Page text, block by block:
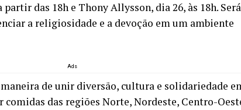
das 18h e Thony Allysson, dia 26, às 18h.
a religiosidade e a devoção em um ambiente
Ads
maneira de unir diversão, cultura e solidariedade
das regiões Norte, Nordeste, Centro-